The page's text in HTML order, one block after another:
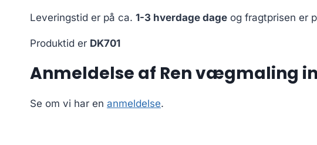
Leveringstid er på ca. 1-3 hverdage dage og fragtprisen er
Produktid er DK701
Anmeldelse af Ren vægmaling
Se om vi har en anmeldelse.